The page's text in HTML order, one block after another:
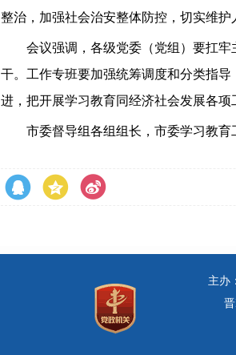
整治，加强社会治安整体防控，切实维护
会议强调，各级党委（党组）要扛牢主
干。工作专班要加强统筹调度和分类指
进，把开展学习教育同经济社会发展各
市委督导组各组组长，市委学习教育
主办